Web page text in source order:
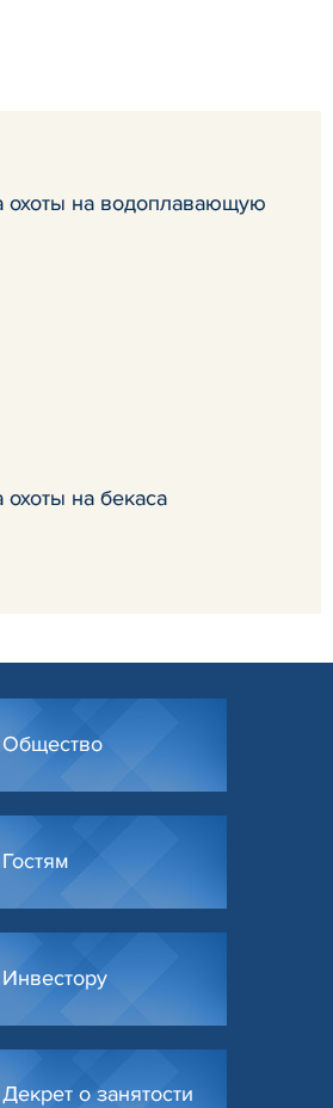
охоты на водоплавающую
на бекаса
Общество
Гостям
Инвестору
Декрет о занятости